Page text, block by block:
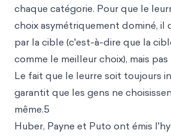
chaque catégorie. Pour que le
choix asymétriquement dominé, il
par la cible (c'est-à-dire que la
comme le meilleur choix), mais
Le fait que le leurre soit toujours
garantit que les gens ne
même.5
Huber, Payne et Puto ont émis